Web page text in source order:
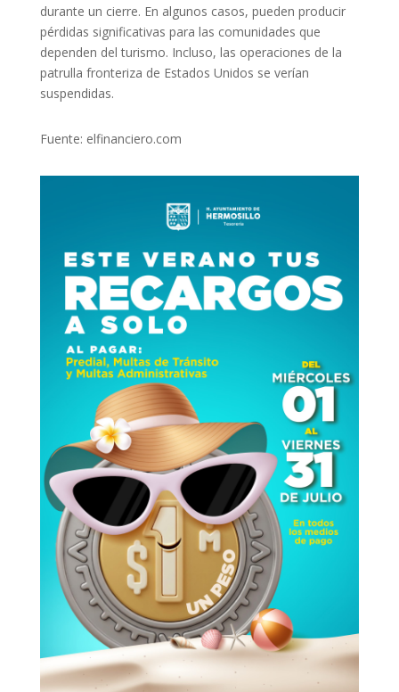
durante un cierre. En algunos casos, pueden producir
pérdidas significativas para las comunidades que
dependen del turismo. Incluso, las operaciones de la
patrulla fronteriza de Estados Unidos se verían
suspendidas.
Fuente: elfinanciero.com